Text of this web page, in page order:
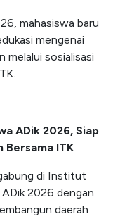
mahasiswa baru
mengenai
melalui sosialisasi
ADik 2026, Siap
Bersama ITK
di Institut
2026 dengan
daerah